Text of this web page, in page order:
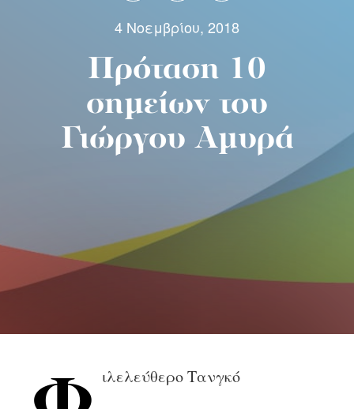
4 Νοεμβρίου, 2018
Πρόταση 10
σημείων του
Γιώργου Αμυρά
ιλελεύθερο Τανγκό